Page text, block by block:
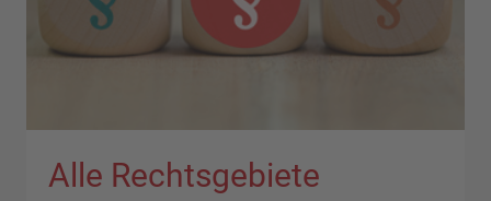
Alle Rechtsgebiete